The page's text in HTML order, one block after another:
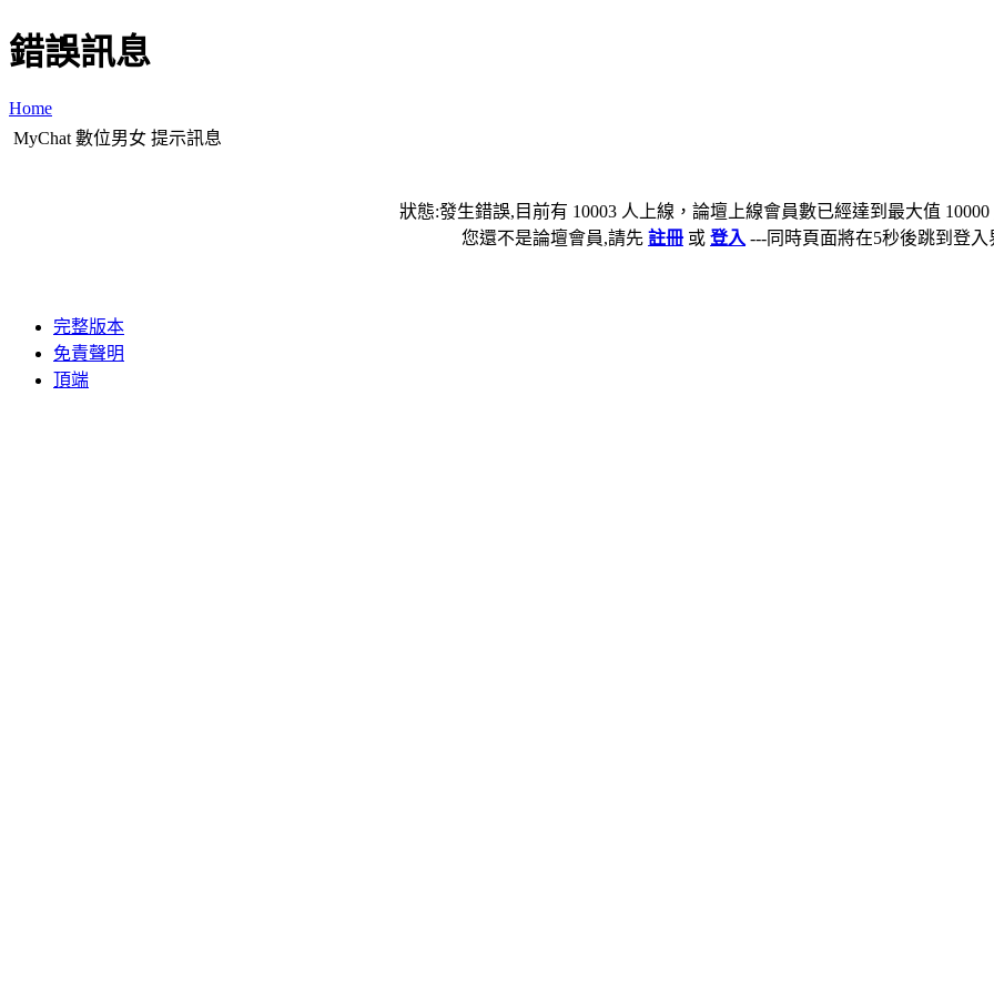
錯誤訊息
Home
MyChat 數位男女 提示訊息
狀態:發生錯誤,目前有 10003 人上線，論壇上線會員數已經達到最大值
您還不是論壇會員,請先 註冊 或 登入 ---同時頁面將在5秒後跳到登入
完整版本
免責聲明
頂端